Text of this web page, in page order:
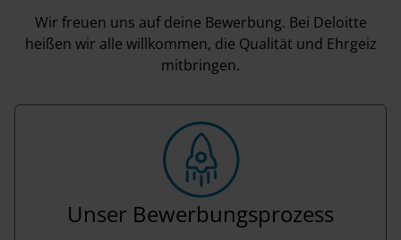
Wir freuen uns auf deine Bewerbung. Bei Deloitte
heißen wir alle willkommen, die Qualität und Ehrgeiz
mitbringen.
Unser Bewerbungsprozess